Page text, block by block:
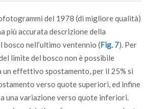
del 1978 (di migliore qualità)
più accurata descrizione della
nell’ultimo ventennio (Fig. 7). Per
limite del bosco non è possibile
un effettivo spostamento, per il 25% si
verso quote superiori, ed infine
una variazione verso quote inferiori.